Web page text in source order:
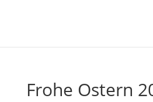
Frohe Ostern